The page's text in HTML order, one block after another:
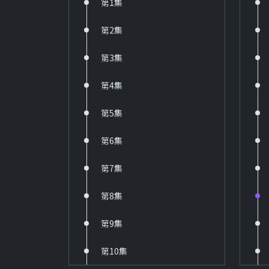
第1集
第2集
第3集
第4集
第5集
第6集
第7集
第8集
第9集
第10集